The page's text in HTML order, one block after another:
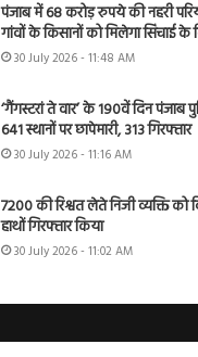
पंजाब में 68 करोड़ रुपये की नहरी
गांवों के किसानों को मिलेगा सिंचाई के
30 July 2026 - 11:48 AM
‘गैंगस्टरां ते वार’ के 190वें दिन पंजाब
641 स्थानों पर छापेमारी, 313 गिरफ्तार
30 July 2026 - 11:16 AM
7200 की रिश्वत लेते निजी व्यक्ति को
हाथों गिरफ्तार किया
30 July 2026 - 11:02 AM